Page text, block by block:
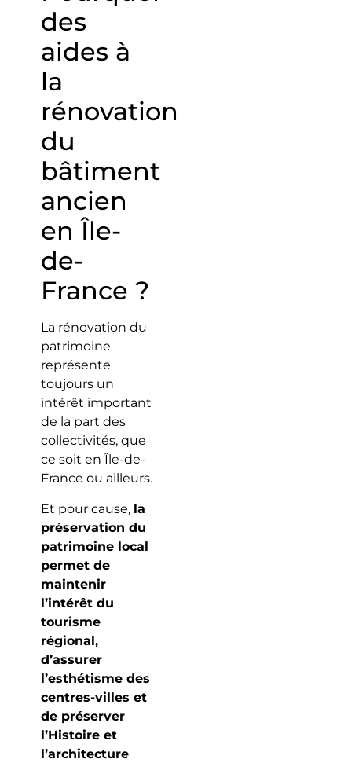
des
aides à
la
rénovation
du
bâtiment
ancien
en Île-
de-
France ?
La rénovation du
patrimoine
représente
toujours un
intérêt important
de la part des
collectivités, que
ce soit en Île-de-
France ou ailleurs.
Et pour cause, la
préservation du
patrimoine local
permet de
maintenir
l’intérêt du
tourisme
régional,
d’assurer
l’esthétisme des
centres-villes et
de préserver
l’Histoire et
l’architecture